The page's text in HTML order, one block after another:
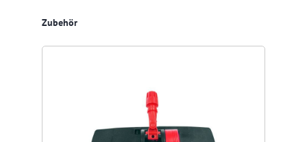
Produktgalerie überspringen
Zubehör